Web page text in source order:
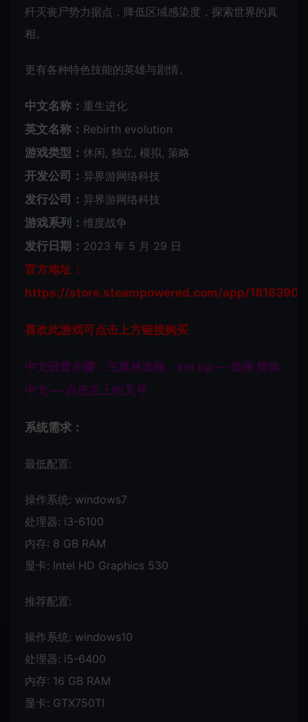
歼灭丧尸势力据点，降低区域感染度，探索世界的真
相。
更有各种特色技能的英雄与剧情。
中文名称： 重生进化
英文名称： Rebirth evolution
游戏类型： 休闲, 独立, 模拟, 策略
开发公司： 异界游网络科技
发行公司： 异界游网络科技
游戏系列： 维度战争
发行日期： 2023 年 5 月 29 日
官方地址：
https://store.steampowered.com/app/1816390/
喜欢此游戏可点击上方链接购买
中文设置步骤：主菜单选择：set up — 选择 简体
中文 — 点击左上的叉号
系统需求：
最低配置:
操作系统: windows7
处理器: i3-6100
内存: 8 GB RAM
显卡: Intel HD Graphics 530
推荐配置:
操作系统: windows10
处理器: i5-6400
内存: 16 GB RAM
显卡: GTX750TI